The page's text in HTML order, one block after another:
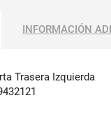
INFORMACIÓN
Trasera Izquierda